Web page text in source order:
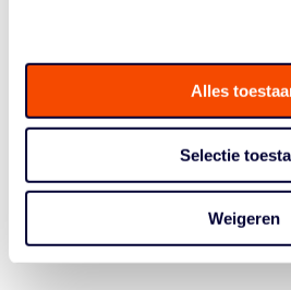
Alles
Selectie
Weigeren
Algemene Vergadering
Bestuur En Commissies
Medewerkers